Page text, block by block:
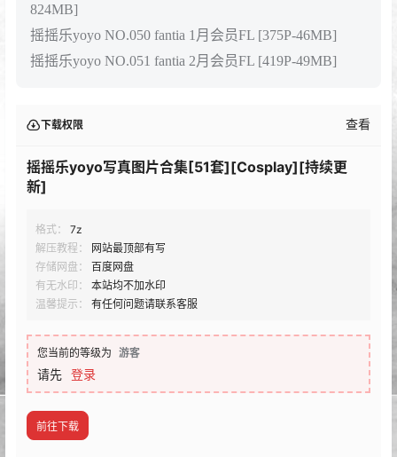
824MB]
摇摇乐yoyo NO.050 fantia 1月会员FL [375P-46MB]
摇摇乐yoyo NO.051 fantia 2月会员FL [419P-49MB]
下载权限 查看
摇摇乐yoyo写真图片合集[51套][Cosplay][持续更
新]
格式：
7z
解压教程：
网站最顶部有写
存储网盘：
百度网盘
有无水印：
本站均不加水印
温馨提示：
有任何问题请联系客服
您当前的等级为 游客
请先 登录
前往下载